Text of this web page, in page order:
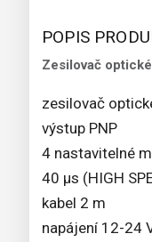
POPIS
Zesilovač
zesilovač
výstup PNP
4 nastavitelné
40 μs (HIGH
kabel 2 m
napájení 12-24